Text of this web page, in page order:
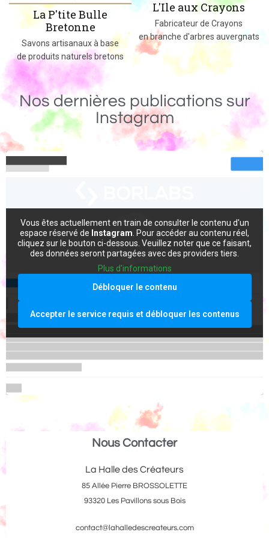
La P'tite Bulle
Bretonne
artisanaux à base
produits naturels bretons
L'Ile aux Crayons
Fabricateur de Crayons
en branche d'arbres auvergnats
Des
Nos dernières publications sur
Instagram
Vous êtes actuellement en train de consulter le contenu d'un
espace réservé de Instagram . Pour accéder au contenu réel,
cliquez sur le bouton ci-dessous. Veuillez noter que ce faisant,
des données seront partagées avec des providers tiers.
Plus d'informations
Débloquer le contenu
Accepter le service requis et débloquer les contenus
Nous Contacter
La Halle des Créateurs
85 Allée Pierre BROSSOLETTE
93320 Les Pavillons sous Bois
contact@lahalledescreateurs.com